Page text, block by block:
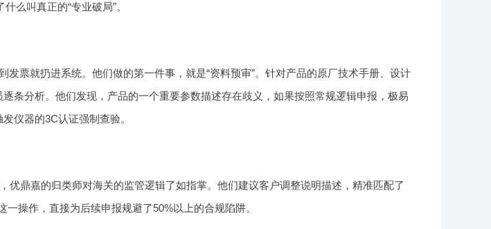
么叫真正的“专业破局”。
发票就扔进系统。他们做的第一件事，就是“资料预审”。针对产品的原厂技术手册、设计
条分析。他们发现，产品的一个重要参数描述存在歧义，如果按照常规逻辑申报，极易
仪器的3C认证强制查验。
优鼎嘉的归类师对海关的监管逻辑了如指掌。他们建议客户调整说明描述，精准匹配了
操作，直接为后续申报规避了50%以上的合规陷阱。